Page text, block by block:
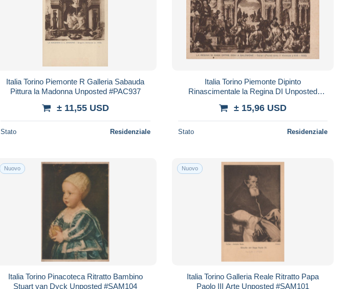
Italia Torino Piemonte R Galleria Sabauda
Pittura la Madonna Unposted #PAC937
± 11,55 USD
Stato Residenziale
Italia Torino Piemonte Dipinto
Rinascimentale la Regina DI Unposted
± 15,96 USD
Stato Residenziale
Nuovo
Italia Torino Pinacoteca Ritratto Bambino
Stuart van Dyck Unposted #SAM104
Nuovo
Italia Torino Galleria Reale Ritratto Papa
Paolo III Arte Unposted #SAM101